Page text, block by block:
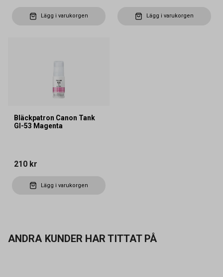
Lägg i varukorgen Lägg i varukorgen
Bläckpatron Canon Tank
GI-53 Magenta
210 kr
Lägg i varukorgen
ANDRA KUNDER HAR TITTAT PÅ